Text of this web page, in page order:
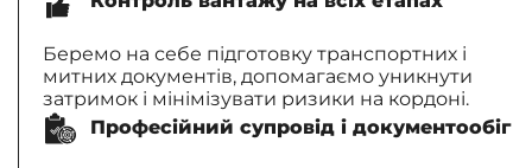
Беремо на себе підготовку транспортних і
митних документів, допомагаємо уникнути
затримок і мінімізувати ризики на кордоні.
Професійний супровід і документообіг